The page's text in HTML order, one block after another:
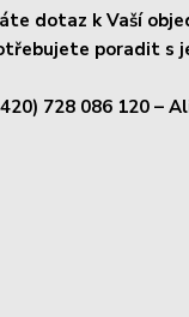
dotaz k Vaší
poradit s
728 086 120 –